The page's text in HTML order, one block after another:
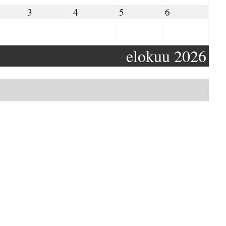
elokuu 2026
3 03.09.2026
4 04.09.2026
5 05.09.2026
6